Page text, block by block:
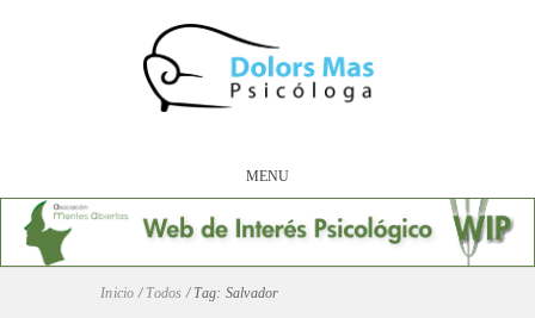
MENU
Inicio / Todos / Tag: Salvador